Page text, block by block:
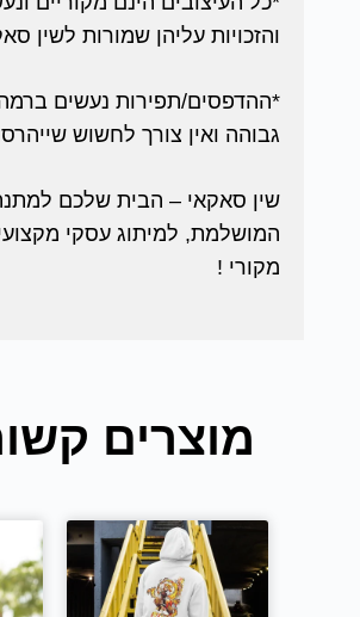
והזכויות עליהן שמורות לשין
*ההדפסים/תפירות נעשים
גבוהה ואין צורך לחשוש
שין סאקאי – הבית שלכם
המושלמת, למיתוג עסקי
מקורי !
מוצרים